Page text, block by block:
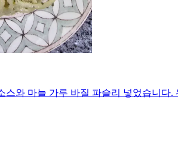
스와 마늘 가루 바질 파슬리 넣었습니